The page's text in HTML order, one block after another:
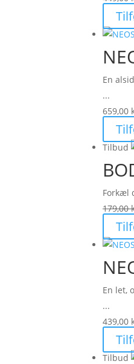
En
...
659,00
Tilbud
Forkæl
179,00
En let,
...
439,00
Tilbud